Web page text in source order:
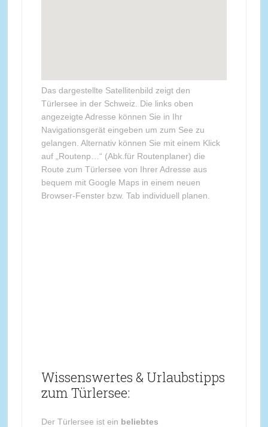
Das dargestellte Satellitenbild zeigt den
Türlersee in der Schweiz. Die links oben
angezeigte Adresse können Sie in Ihr
Navigationsgerät eingeben um zum See zu
gelangen. Alternativ können Sie mit einem Klick
auf „Routenp…“ (Abk.für Routenplaner) die
Route zum Türlersee von Ihrer Adresse aus
bequem mit Google Maps in einem neuen
Browser-Fenster bzw. Tab individuell planen.
Wissenswertes & Urlaubstipps
zum Türlersee:
Der Türlersee ist ein beliebtes